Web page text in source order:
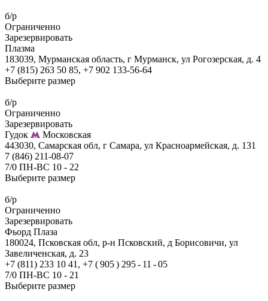
б/р
Ограниченно
Зарезервировать
Плазма
183039, Мурманская область, г Мурманск, ул Рогозерская, д. 4
+7 (815) 263 50 85, +7 902 133-56-64
Выберите размер
б/р
Ограниченно
Зарезервировать
Гудок
Московская
443030, Самарская обл, г Самара, ул Красноармейская, д. 131
7 (846) 211-08-07
7/0 ПН-ВС 10 - 22
Выберите размер
б/р
Ограниченно
Зарезервировать
Фьорд Плаза
180024, Псковская обл, р-н Псковский, д Борисовичи, ул
Завеличенская, д. 23
+7 (811) 233 10 41, +7 ( 905 ) 295 - 11 - 05
7/0 ПН-ВС 10 - 21
Выберите размер